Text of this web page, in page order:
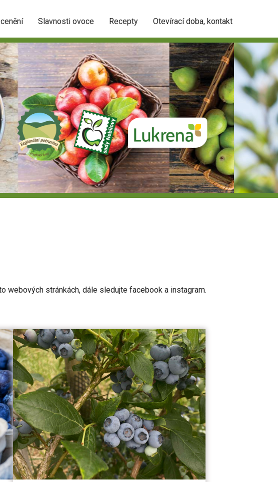
Slavnosti ovoce Recepty Otevírací doba, kontakt
webových stránkách, dále sledujte facebook a instagram.